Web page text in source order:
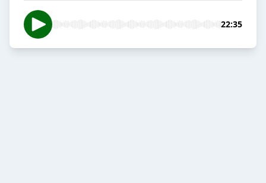
22:35